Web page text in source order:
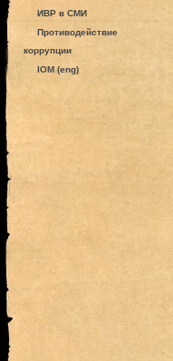
ИВР в СМИ
Противодействие
коррупции
IOM (eng)